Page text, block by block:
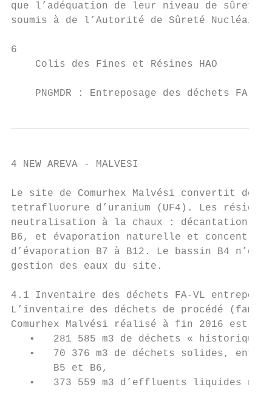
que l’adéquation de leur niveau de sûreté
soumis à de l’Autorité de Sûreté Nucléaire.
6
    Colis des Fines et Résines HAO
PNGMDR : Entreposage des déchets FA-
4 NEW AREVA - MALVESI
Le site de Comurhex Malvési convertit
tetrafluorure d’uranium (UF4). Les
neutralisation à la chaux : décantation
B6, et évaporation naturelle et
d’évaporation B7 à B12. Le bassin B4
gestion des eaux du site.
4.1 Inventaire des déchets FA-VL
L’inventaire des déchets de procédé
Comurhex Malvési réalisé à fin 2016 est
•   281 585 m3 de déchets «
•   70 376 m3 de déchets solides,
       B5 et B6,
•   373 559 m3 d’effluents liquides